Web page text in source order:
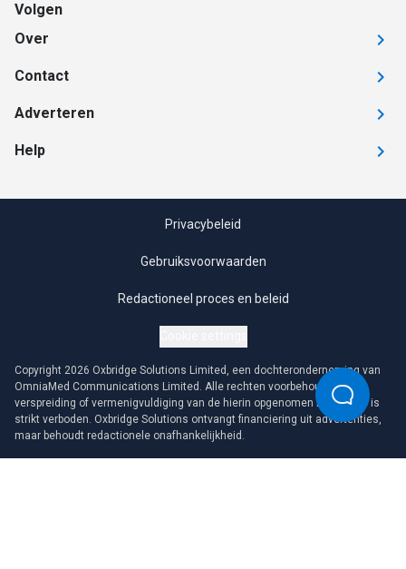
Volgen
Over
Contact
Adverteren
Help
Privacybeleid
Gebruiksvoorwaarden
Redactioneel proces en beleid
Copyright 2026 Oxbridge Solutions Limited, een dochteronderneming van
OmniaMed Communications Limited. Alle rechten voorbehouden. Elke
verspreiding of vermenigvuldiging van de hierin opgenomen informatie is
strikt verboden. Oxbridge Solutions ontvangt financiering uit advertenties,
maar behoudt redactionele onafhankelijkheid.